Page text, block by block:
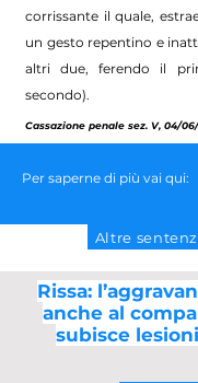
corrissante il quale,
un gesto repentino e
altri due, ferendo il
secondo).
Cassazione penale sez. V, 04/
Per saperne di più vai qui:
Altre
Rissa:
anche al
subisce